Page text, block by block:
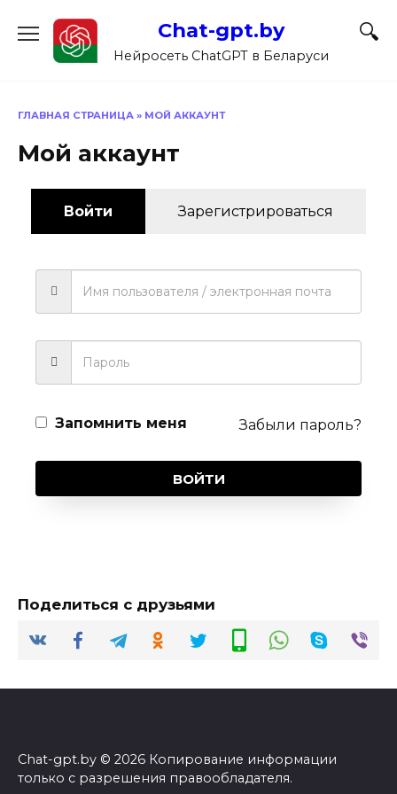
содержанию
Chat-gpt.by
Нейросеть ChatGPT в Беларуси
ГЛАВНАЯ СТРАНИЦА » МОЙ АККАУНТ
Мой аккаунт
Войти Зарегистрироваться
Запомнить меня Забыли пароль?
ВОЙТИ
Поделиться с друзьями
Chat-gpt.by © 2026 Копирование информации
только с разрешения правообладателя.